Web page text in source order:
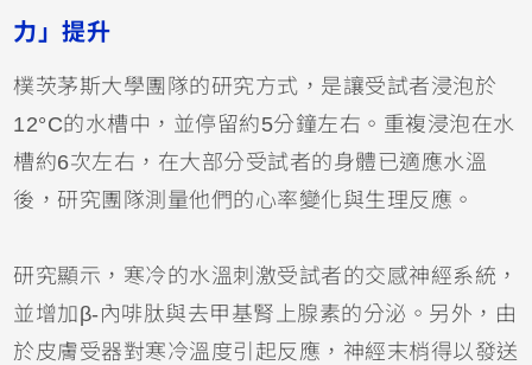
力」提升
樸茨茅斯大學團隊的研究方式，是讓受試者浸泡於
12°C的水槽中，並停留約5分鐘左右。重複浸泡在水
槽約6次左右，在大部分受試者的身體已適應水溫
後，研究團隊測量他們的心率變化與生理反應。
研究顯示，寒冷的水溫刺激受試者的交感神經系統，
並增加β-內啡肽與去甲基腎上腺素的分泌。另外，由
於皮膚受器對寒冷溫度引起反應，神經末梢得以發送